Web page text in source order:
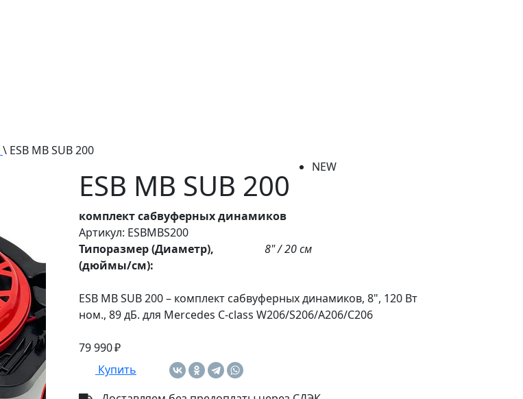
\ ESB MB SUB 200
ESB MB SUB 200
комплект сабвуферных динамиков
NEW
Артикул: ESBMBS200
Типоразмер (Диаметр),
(дюймы/см):
8" / 20 см
ESB MB SUB 200 – комплект сабвуферных динамиков, 8", 120 Вт
ном., 89 дБ. для Mercedes C-class W206/S206/A206/C206
79 990 ₽
Купить